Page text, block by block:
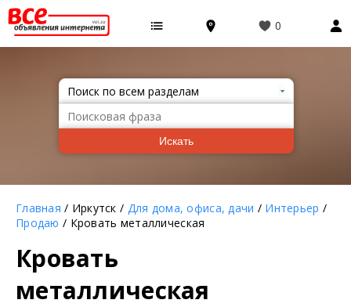
0
Искать
Главная / Иркутск / Для дома, офиса, дачи / Интерьер /
Продаю / Кровать металлическая
Кровать
металлическая